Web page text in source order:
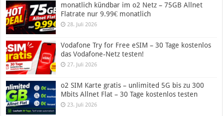
monatlich kündbar im o2 Netz – 75GB Allnet
Flatrate nur 9.99€ monatlich
28. Juli 2026
Vodafone Try for Free eSIM – 30 Tage kostenlos
das Vodafone-Netz testen!
27. Juli 2026
o2 SIM Karte gratis – unlimited 5G bis zu 300
Mbits Allnet Flat – 30 Tage kostenlos testen
23. Juli 2026